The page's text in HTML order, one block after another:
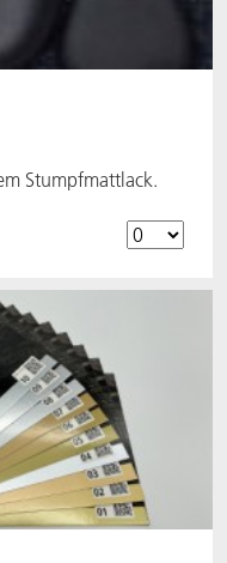
Stumpfmattlack.